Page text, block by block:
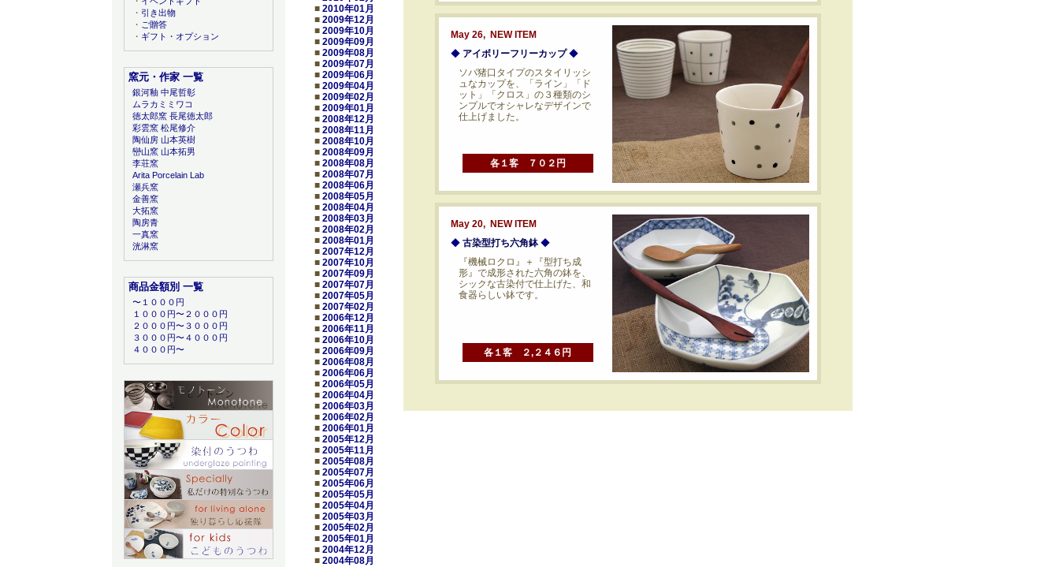
May 26, NEW ITEM
◆ アイボリーフリーカップ◆
ソバ猪口タイプのスタイリッシ
ュなカップを、「ライン」「ド
ット」「クロス」の３種類のシ
ンプルでオシャレなデザインで
仕上げました。
各１客 ７０２円
May 20, NEW ITEM
◆ 古染型打ち六角鉢◆
『機械ロクロ』＋『型打ち成
形』で成形された六角の鉢を、
シックな古染付で仕上げた、和
食器らしい鉢です。
各１客 ２,２４６円
■ 2010年01月
■ 2009年12月
■ 2009年10月
■ 2009年09月
■ 2009年08月
■ 2009年07月
■ 2009年06月
■ 2009年04月
■ 2009年02月
■ 2009年01月
■ 2008年12月
■ 2008年11月
■ 2008年10月
■ 2008年09月
■ 2008年08月
■ 2008年07月
■ 2008年06月
■ 2008年05月
■ 2008年04月
■ 2008年03月
■ 2008年02月
■ 2008年01月
■ 2007年12月
■ 2007年10月
■ 2007年09月
■ 2007年07月
■ 2007年05月
■ 2007年02月
■ 2006年12月
■ 2006年11月
■ 2006年10月
■ 2006年09月
■ 2006年08月
■ 2006年06月
■ 2006年05月
■ 2006年04月
■ 2006年03月
■ 2006年02月
■ 2006年01月
■ 2005年12月
■ 2005年11月
■ 2005年08月
■ 2005年07月
■ 2005年06月
■ 2005年05月
■ 2005年04月
■ 2005年03月
■ 2005年02月
■ 2005年01月
■ 2004年12月
■ 2004年08月
・ 引き出物
・ ご贈答
・ ギフト・オプション
窯元・作家 一覧
銀河釉 中尾哲彰
ムラカミミワコ
徳太郎窯 長尾徳太郎
彩雲窯 松尾修介
陶仙房 山本英樹
巒山窯 山本拓男
李荘窯
Arita Porcelain Lab
瀬兵窯
金善窯
大拓窯
陶房青
一真窯
洸淋窯
商品金額別 一覧
〜１０００円
１０００円〜２０００円
２０００円〜３０００円
３０００円〜４０００円
４０００円〜